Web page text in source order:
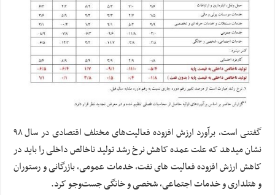
گفتنی است، برآورد ارزش افزوده فعالیت‌های مختلف اقتصادی در سال ۹۸
نشان میدهد که علت عمده کاهش نرخ رشد تولید ناخالص داخلی را باید در
کاهش ارزش افزوده فعالیت های نفت، خدمات عمومی، بازرگانی و رستوران
و هتلداری و خدمات اجتماعی، شخصی و خانگی جست‌وجو کرد.